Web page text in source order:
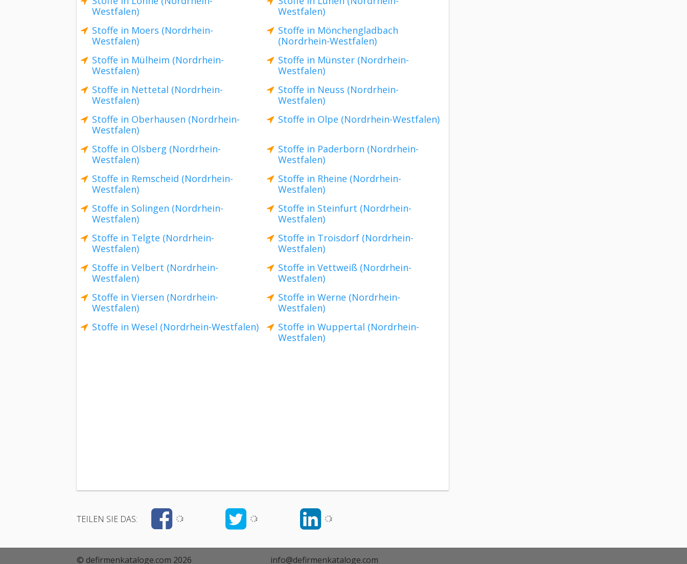
Westfalen)
Westfalen)
Stoffe in Moers (Nordrhein-
Westfalen)
Stoffe in Mönchengladbach
(Nordrhein-Westfalen)
Stoffe in Mülheim (Nordrhein-
Westfalen)
Stoffe in Münster (Nordrhein-
Westfalen)
Stoffe in Nettetal (Nordrhein-
Westfalen)
Stoffe in Neuss (Nordrhein-
Westfalen)
Stoffe in Oberhausen (Nordrhein-
Westfalen)
Stoffe in Olpe (Nordrhein-Westfalen)
Stoffe in Olsberg (Nordrhein-
Westfalen)
Stoffe in Paderborn (Nordrhein-
Westfalen)
Stoffe in Remscheid (Nordrhein-
Westfalen)
Stoffe in Rheine (Nordrhein-
Westfalen)
Stoffe in Solingen (Nordrhein-
Westfalen)
Stoffe in Steinfurt (Nordrhein-
Westfalen)
Stoffe in Telgte (Nordrhein-
Westfalen)
Stoffe in Troisdorf (Nordrhein-
Westfalen)
Stoffe in Velbert (Nordrhein-
Westfalen)
Stoffe in Vettweiß (Nordrhein-
Westfalen)
Stoffe in Viersen (Nordrhein-
Westfalen)
Stoffe in Werne (Nordrhein-
Westfalen)
Stoffe in Wesel (Nordrhein-Westfalen)
Stoffe in Wuppertal (Nordrhein-
Westfalen)
TEILEN SIE DAS:
© defirmenkataloge.com 2026 info@defirmenkataloge.com